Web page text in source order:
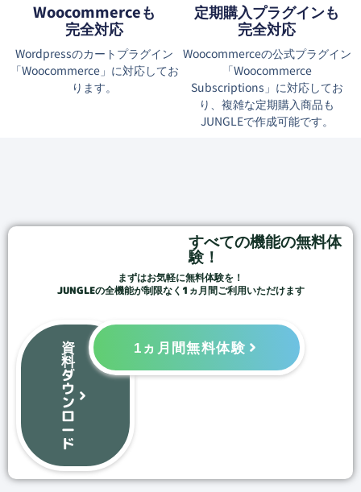
Woocommerceも
完全対応
Wordpressのカートプラグイン
「Woocommerce」に対応してお
ります。
定期購入プラグインも
完全対応
Woocommerceの公式プラグイン
「Woocommerce
Subscriptions」に対応してお
り、複雑な定期購入商品も
JUNGLEで作成可能です。
すべての機能の無料体
験！
まずはお気軽に無料体験を！
JUNGLEの全機能が制限なく1ヵ月間ご利用いただけます
資
料
ダ
ウ
ン
ロ
ー
ド
1ヵ月間無料体験